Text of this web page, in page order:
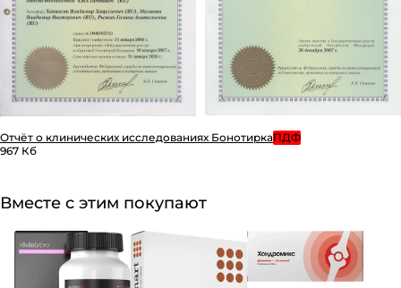
Отчёт о клинических исследованиях БонотиркаПДФ
967 Кб
Вместе с этим покупают